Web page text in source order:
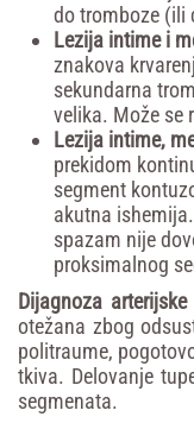
do tromboze (ili
Lezija intimei
znakova
sekundarna
velika. Može se
Lezija intime,
prekidom
segment
akutna
spazam nije
proksimalnog
Dijagnoza arterijske
otežana zbog
politraume,
tkiva. Delovanje
segmenata.